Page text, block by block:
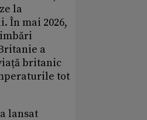
la
În mai 2026,
a
britanic
tot
lansat